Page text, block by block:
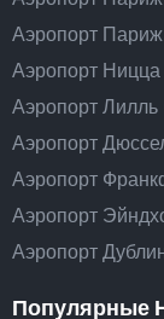
Аэропорт
Аэропорт
Аэропорт Лилль
Аэропорт
Аэропорт
Аэропорт
Аэропорт
Популярные